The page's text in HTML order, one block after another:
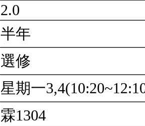
2.0
半年
選修
星期一
霖1304